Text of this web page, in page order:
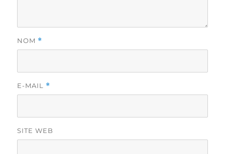
NOM *
E-MAIL *
SITE WEB